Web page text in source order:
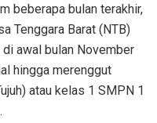
beberapa bulan terakhir,
Tenggara Barat (NTB)
awal bulan November
hingga merenggut
atau kelas 1 SMPN 1